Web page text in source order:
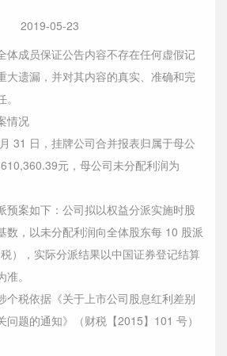
2019-05-23
体成员保证公告内容不存在任何虚假记
大遗漏，并对其内容的真实、准确和完
情况
31 日，挂牌公司合并报表归属于母公
元，母公司未分配利润为
预案如下：公司拟以权益分派实施时股
数，以未分配利润向全体股东每 10 股派
），实际分派结果以中国证券登记结算
。
个税依据《关于上市公司股息红利差别
题的通知》（财税【2015】101 号）